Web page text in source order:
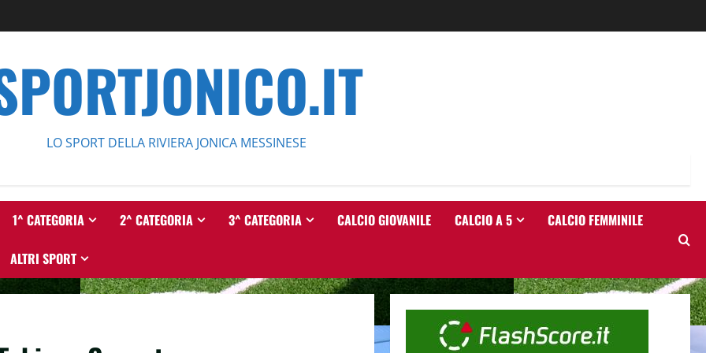
LO SPORT DELLA RIVIERA JONICA MESSINESE
1^ CATEGORIA 2^ CATEGORIA 3^ CATEGORIA CALCIO GIOVANILE CALCIO A 5 CALCIO FEMMINILE
ALTRI SPORT